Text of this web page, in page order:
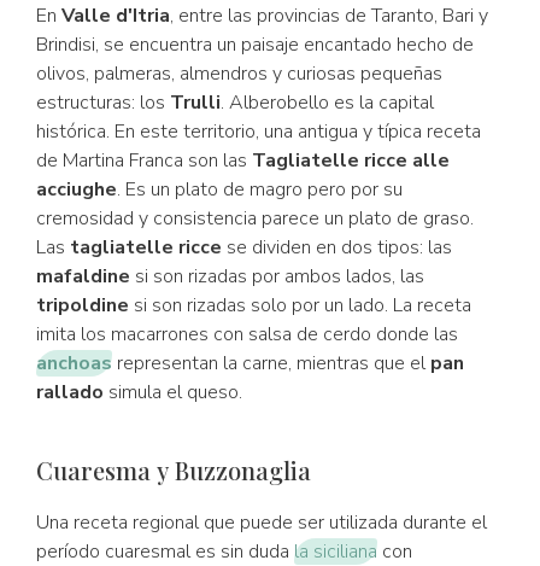
En Valle d'Itria, entre las provincias de Taranto, Bari y
Brindisi, se encuentra un paisaje encantado hecho de
olivos, palmeras, almendros y curiosas pequeñas
estructuras: los Trulli. Alberobello es la capital
histórica. En este territorio, una antigua y típica receta
de Martina Franca son las Tagliatelle ricce alle
acciughe. Es un plato de magro pero por su
cremosidad y consistencia parece un plato de graso.
Las tagliatelle ricce se dividen en dos tipos: las
mafaldine si son rizadas por ambos lados, las
tripoldine si son rizadas solo por un lado. La receta
imita los macarrones con salsa de cerdo donde las
anchoas representan la carne, mientras que elpan
rallado simula el queso.
Cuaresma y Buzzonaglia
Una receta regional que puede ser utilizada durante el
período cuaresmal es sin duda la siciliana con